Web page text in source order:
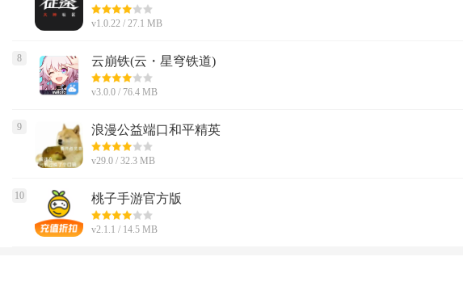
v1.0.22 / 27.1 MB
8 云崩铁(云・星穹铁道)
v3.0.0 / 76.4 MB
9 浪漫公益端口和平精英
v29.0 / 32.3 MB
10 桃子手游官方版
v2.1.1 / 14.5 MB